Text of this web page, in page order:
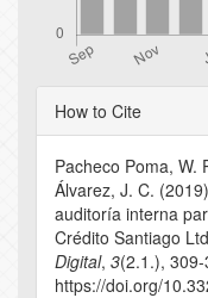
Article
Details
How to Cite
Pacheco Poma, W.
Álvarez, J. C.
auditoría interna
Crédito Santiago
Digital, 3(2.1.),
https://doi.org/